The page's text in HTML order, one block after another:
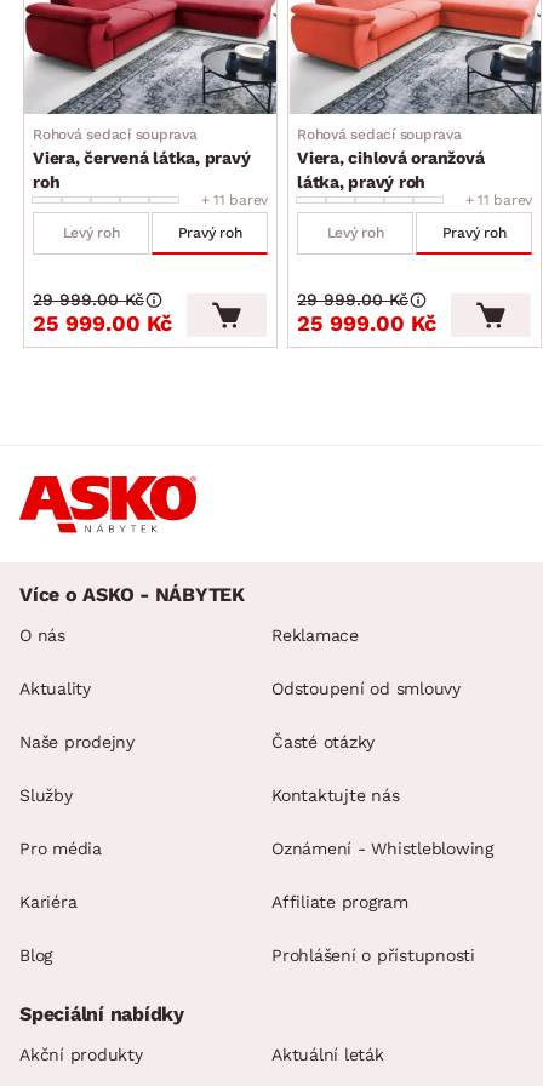
Rohová sedací souprava
Viera, červená látka, pravý
roh
+ 11 barev
Levý roh
Pravý roh
25 999.00 Kč
29 999.00 Kč
Rohová sedací souprava
Viera, cihlová oranžová
látka, pravý roh
+ 11 barev
Levý roh
Pravý roh
25 999.00 Kč
29 999.00 Kč
Více o ASKO - NÁBYTEK
O nás
Aktuality
Naše prodejny
Služby
Pro média
Kariéra
Blog
Reklamace
Odstoupení od smlouvy
Časté otázky
Kontaktujte nás
Oznámení - Whistleblowing
Affiliate program
Prohlášení o přístupnosti
Speciální nabídky
Akční produkty Aktuální leták